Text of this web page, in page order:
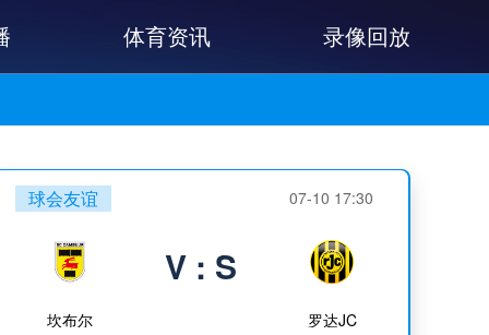
体育资讯 录像回放
球会友谊 07-10 17:30
坎布尔
V : S
罗达JC